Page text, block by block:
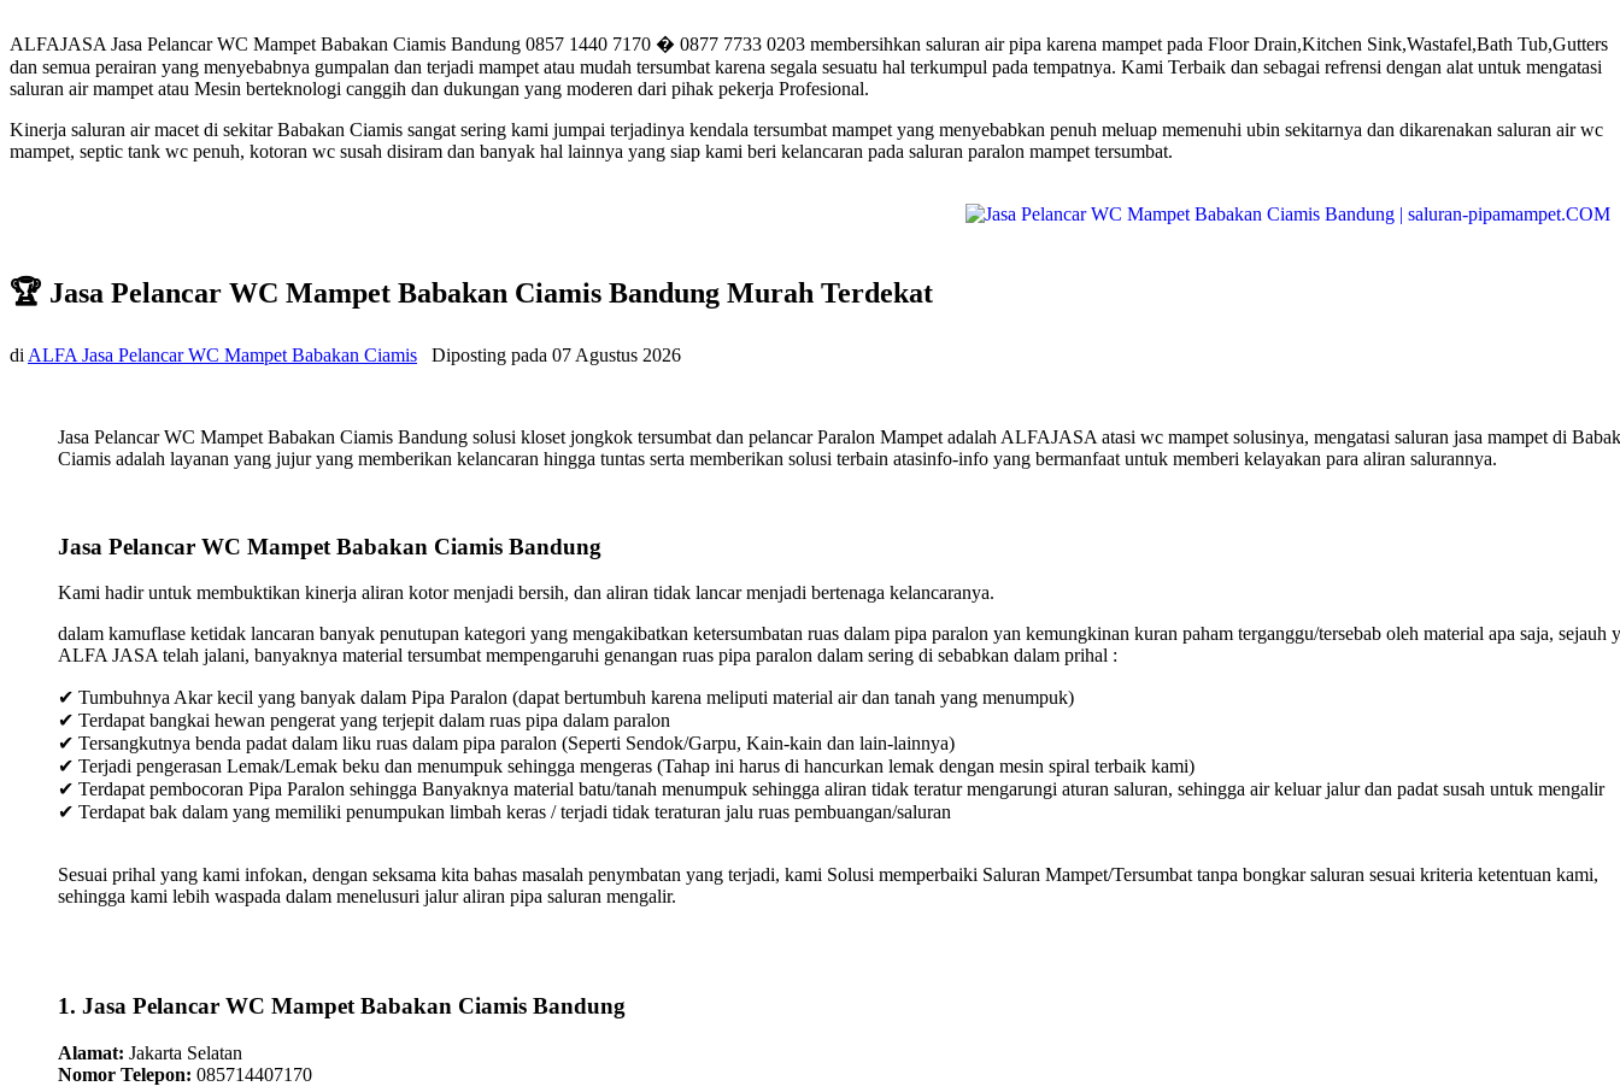
ALFAJASA Jasa Pelancar WC Mampet Babakan Ciamis Bandung 0857 1440 7170 � 0877 7733 0203 membersihkan saluran air pipa karena mampet pada Floor Drain,Kitchen Sink,Wastafel,Bath Tub,Gutters
dan semua perairan yang menyebabnya gumpalan dan terjadi mampet atau mudah tersumbat karena segala sesuatu hal terkumpul pada tempatnya. Kami Terbaik dan sebagai refrensi dengan alat untuk mengatasi
saluran air mampet atau Mesin berteknologi canggih dan dukungan yang moderen dari pihak pekerja Profesional.
Kinerja saluran air macet di sekitar Babakan Ciamis sangat sering kami jumpai terjadinya kendala tersumbat mampet yang menyebabkan penuh meluap memenuhi ubin sekitarnya dan dikarenakan saluran air wc
mampet, septic tank wc penuh, kotoran wc susah disiram dan banyak hal lainnya yang siap kami beri kelancaran pada saluran paralon mampet tersumbat.
🏆 Jasa Pelancar WC Mampet Babakan Ciamis Bandung Murah Terdekat
di ALFA Jasa Pelancar WC Mampet Babakan Ciamis Diposting pada 07 Agustus 2026
Jasa Pelancar WC Mampet Babakan Ciamis Bandung solusi kloset jongkok tersumbat dan pelancar Paralon Mampet adalah ALFAJASA atasi wc mampet solusinya, mengatasi saluran jasa mampet di
Ciamis adalah layanan yang jujur yang memberikan kelancaran hingga tuntas serta memberikan solusi terbain atasinfo-info yang bermanfaat untuk memberi kelayakan para aliran salurannya.
Jasa Pelancar WC Mampet Babakan Ciamis Bandung
Kami hadir untuk membuktikan kinerja aliran kotor menjadi bersih, dan aliran tidak lancar menjadi bertenaga kelancaranya.
dalam kamuflase ketidak lancaran banyak penutupan kategori yang mengakibatkan ketersumbatan ruas dalam pipa paralon yan kemungkinan kuran paham terganggu/tersebab oleh material apa saja, sejauh
ALFA JASA telah jalani, banyaknya material tersumbat mempengaruhi genangan ruas pipa paralon dalam sering di sebabkan dalam prihal :
✔ Tumbuhnya Akar kecil yang banyak dalam Pipa Paralon (dapat bertumbuh karena meliputi material air dan tanah yang menumpuk)
✔ Terdapat bangkai hewan pengerat yang terjepit dalam ruas pipa dalam paralon
✔ Tersangkutnya benda padat dalam liku ruas dalam pipa paralon (Seperti Sendok/Garpu, Kain-kain dan lain-lainnya)
✔ Terjadi pengerasan Lemak/Lemak beku dan menumpuk sehingga mengeras (Tahap ini harus di hancurkan lemak dengan mesin spiral terbaik kami)
✔ Terdapat pembocoran Pipa Paralon sehingga Banyaknya material batu/tanah menumpuk sehingga aliran tidak teratur mengarungi aturan saluran, sehingga air keluar jalur dan padat susah untuk mengalir
✔ Terdapat bak dalam yang memiliki penumpukan limbah keras / terjadi tidak teraturan jalu ruas pembuangan/saluran
Sesuai prihal yang kami infokan, dengan seksama kita bahas masalah penymbatan yang terjadi, kami Solusi memperbaiki Saluran Mampet/Tersumbat tanpa bongkar saluran sesuai kriteria ketentuan kami,
sehingga kami lebih waspada dalam menelusuri jalur aliran pipa saluran mengalir.
1. Jasa Pelancar WC Mampet Babakan Ciamis Bandung
Alamat: Jakarta Selatan
Nomor Telepon: 085714407170